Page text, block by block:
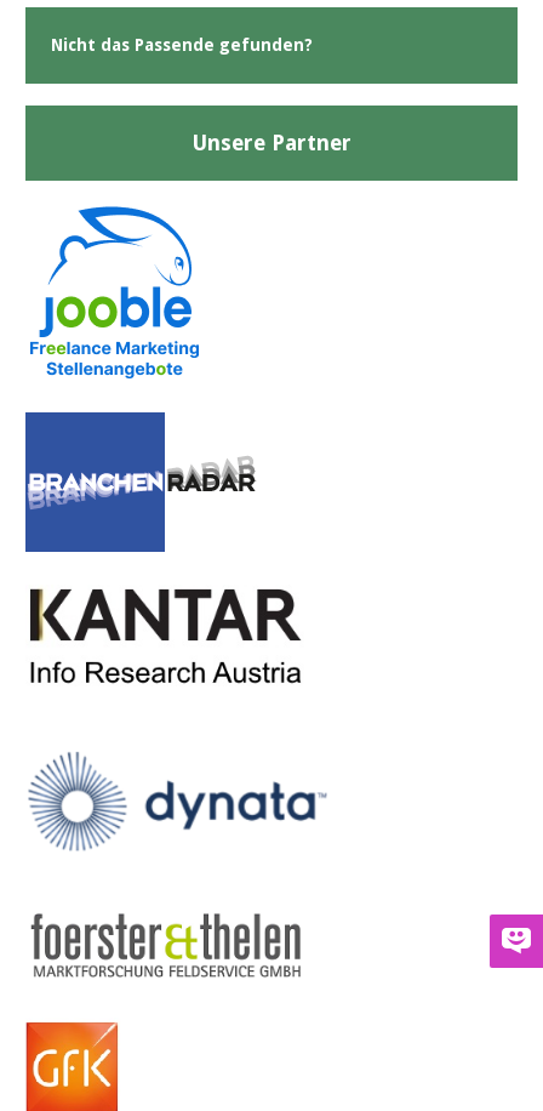
Nicht das Passende gefunden?
Unsere Partner